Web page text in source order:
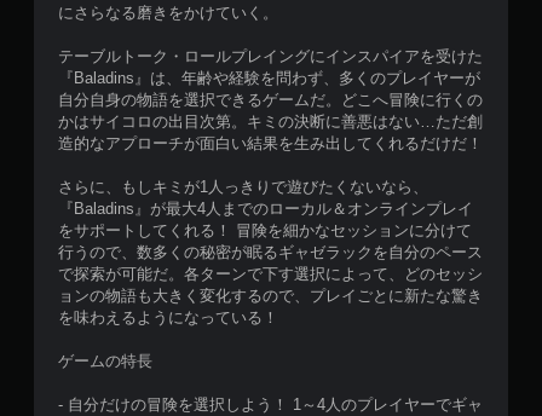
にさらなる磨きをかけていく。
テーブルトーク・ロールプレイングにインスパイアを受けた
『Baladins』は、年齢や経験を問わず、多くのプレイヤーが
自分自身の物語を選択できるゲームだ。どこへ冒険に行くの
かはサイコロの出目次第。キミの決断に善悪はない…ただ創
造的なアプローチが面白い結果を生み出してくれるだけだ！
さらに、もしキミが1人っきりで遊びたくないなら、
『Baladins』が最大4人までのローカル＆オンラインプレイ
をサポートしてくれる！ 冒険を細かなセッションに分けて
行うので、数多くの秘密が眠るギャゼラックを自分のペース
で探索が可能だ。各ターンで下す選択によって、どのセッシ
ョンの物語も大きく変化するので、プレイごとに新たな驚き
を味わえるようになっている！
ゲームの特長
- 自分だけの冒険を選択しよう！ 1～4人のプレイヤーでギャ